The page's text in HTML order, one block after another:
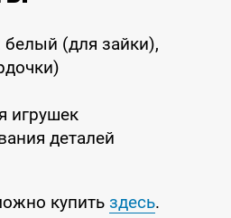
(для зайки),
игрушек
деталей
купить здесь.